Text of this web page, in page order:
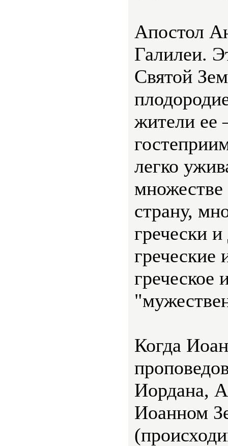
Апостол
Галилеи.
Святой
жители
легко
страну,
гречески
греческое
Когда
Иордана,
Иоанном